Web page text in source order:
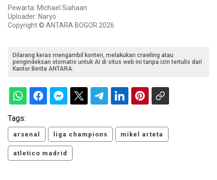
Pewarta: Michael Siahaan
Uploader: Naryo
Copyright © ANTARA BOGOR 2026
Dilarang keras mengambil konten, melakukan crawling atau
pengindeksan otomatis untuk AI di situs web ini tanpa izin tertulis dari
Kantor Berita ANTARA.
Tags:
arsenal liga champions mikel arteta
atletico madrid